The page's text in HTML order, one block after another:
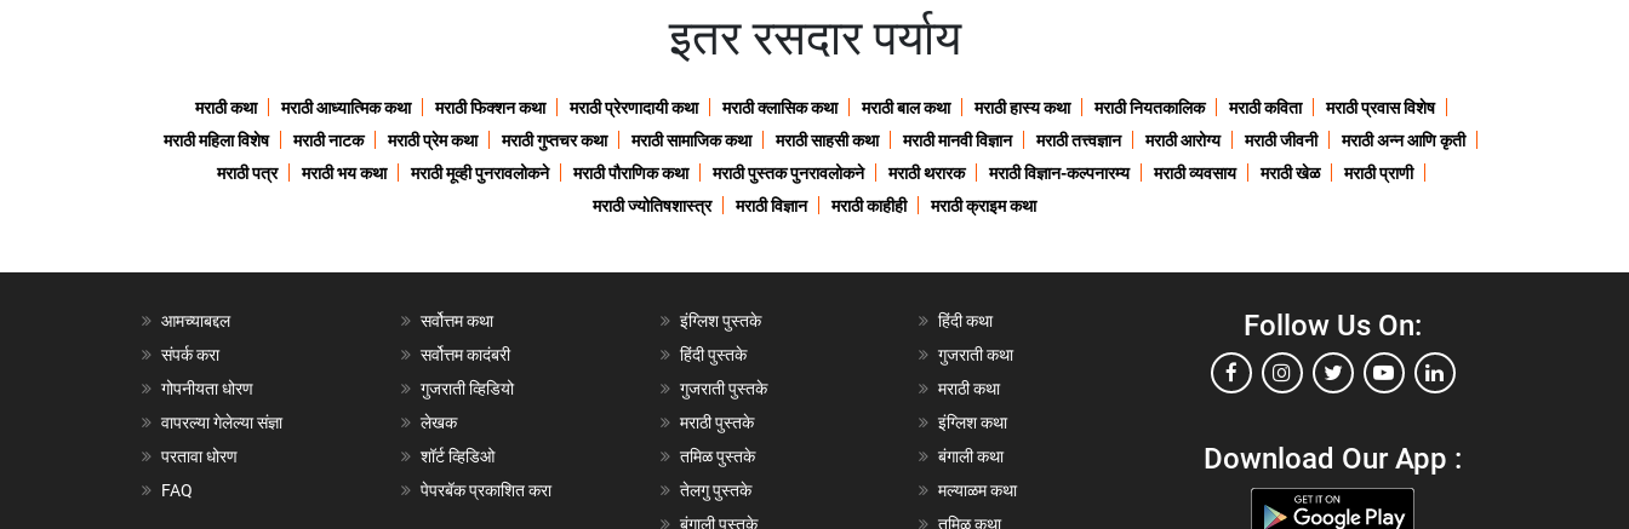
इतर रसदार पर्याय
मराठी कथा मराठी आध्यात्मिक कथा मराठी फिक्शन कथा मराठी प्रेरणादायी कथा मराठी क्लासिक कथा मराठी बाल कथा मराठी हास्य कथा मराठी नियतकालिक मराठी कविता
मराठी प्रवास विशेष
मराठी महिला विशेष
मराठी नाटक मराठी प्रेम कथा मराठी गुप्तचर कथा मराठी सामाजिक कथा मराठी साहसी कथा मराठी मानवी विज्ञान मराठी तत्त्वज्ञान मराठी आरोग्य मराठी जीवनी
मराठी अन्न आणि कृती
मराठी पत्र
मराठी भय कथा मराठी मूव्ही पुनरावलोकने मराठी पौराणिक कथा मराठी पुस्तक पुनरावलोकने मराठी थरारक मराठी विज्ञान-कल्पनारम्य मराठी व्यवसाय मराठी खेळ
मराठी प्राणी
मराठी ज्योतिषशास्त्र
मराठी विज्ञान मराठी काहीही मराठी क्राइम कथा
आमच्याबद्दल
संपर्क करा
गोपनीयता धोरण
वापरल्या गेलेल्या संज्ञा
परतावा धोरण
FAQ
सर्वोत्तम कथा
सर्वोत्तम कादंबरी
गुजराती व्हिडियो
लेखक
शॉर्ट व्हिडिओ
पेपरबॅक प्रकाशित करा
इंग्लिश पुस्तके
हिंदी पुस्तके
गुजराती पुस्तके
मराठी पुस्तके
तमिळ पुस्तके
तेलगु पुस्तके
बंगाली पुस्तके
हिंदी कथा
गुजराती कथा
मराठी कथा
इंग्लिश कथा
बंगाली कथा
मल्याळम कथा
तमिळ कथा
Follow Us On:
Download Our App :